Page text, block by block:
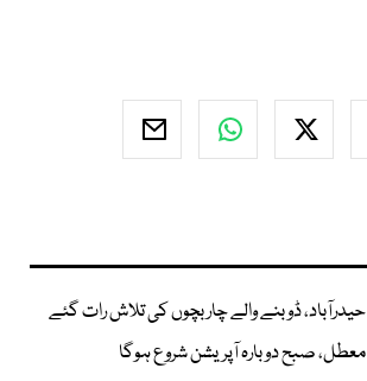
حیدرآباد، ڈوبنے والے چار بچوں کی تلاش رات گئے
معطل، صبح دوبارہ آپریشن شروع ہوگا